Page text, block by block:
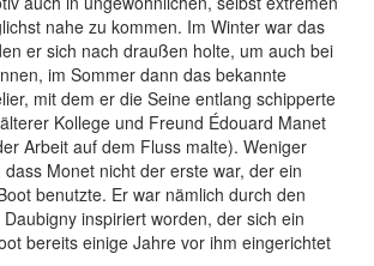
nahe zu kommen. Im Winter war das
er sich nach draußen holte, um auch bei
im Sommer dann das bekannte
mit dem er die Seine entlang schipperte
Kollege und Freund Édouard Manet
Arbeit auf dem Fluss malte). Weniger
Monet nicht der erste war, der ein
benutzte. Er war nämlich durch den
inspiriert worden, der sich ein
bereits einige Jahre vor ihm eingerichtet